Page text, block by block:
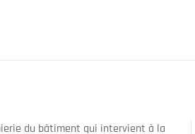
du bâtiment qui intervient à la